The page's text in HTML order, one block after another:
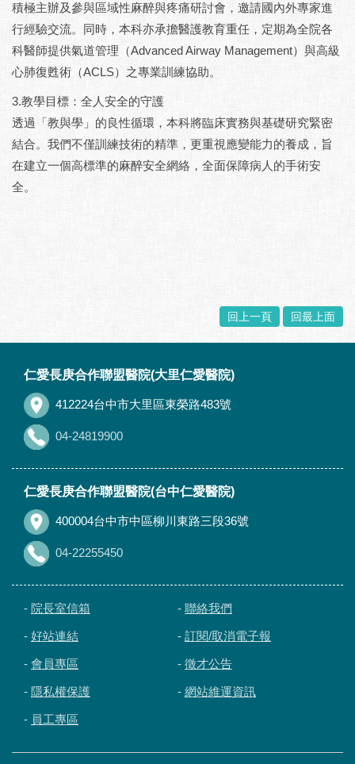
積極主辦及參與區域性麻醉與疼痛研討會，邀請國內外專家進
行經驗交流。同時，本科亦承擔醫護教育重任，定期為全院各
科醫師提供氣道管理（Advanced Airway Management）與高級
心肺復甦術（ACLS）之專業訓練協助。
3.教學目標：全人安全的守護
透過「教與學」的良性循環，本科將臨床實務與基礎研究緊密
結合。我們不僅訓練技術的精準，更重視應變能力的養成，旨
在建立一個高標準的麻醉安全網絡，全面保障病人的手術安
全。
回上一頁 回最上面
仁愛長庚合作聯盟醫院(大里仁愛醫院)
412224台中市大里區東榮路483號
04-24819900
仁愛長庚合作聯盟醫院(台中仁愛醫院)
400004台中市中區柳川東路三段36號
04-22255450
- 院長室信箱 - 聯絡我們
- 好站連結 - 訂閱/取消電子報
- 會員專區 - 徵才公告
- 隱私權保護 - 網站維運資訊
- 員工專區